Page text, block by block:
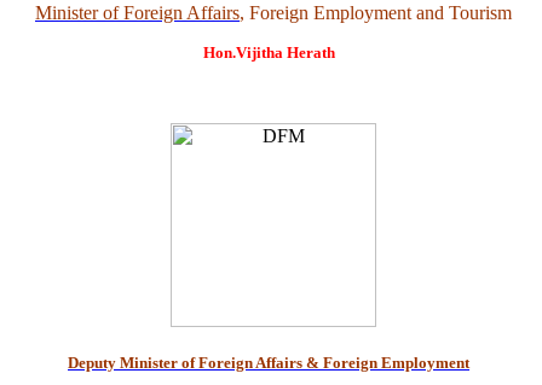
Minister of Foreign Affairs, Foreign Employment and Tourism
Hon.Vijitha Herath
Deputy Minister of Foreign Affairs & Foreign Employment